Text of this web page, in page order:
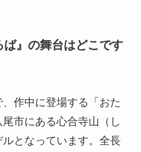
ば』の舞台はどこです
作中に登場する「おた
市にある心合寺山（し
となっています。全長